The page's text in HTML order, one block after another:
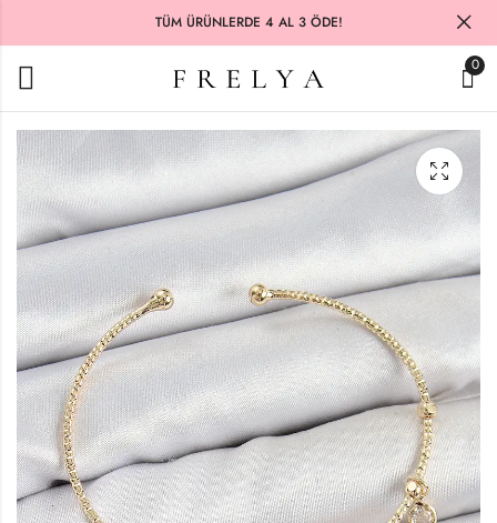
TÜM ÜRÜNLERDE 4 AL 3 ÖDE!
0